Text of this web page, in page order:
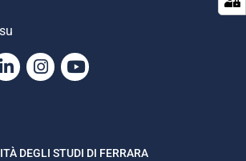
LinkedinInstagram
Youtube
DEGLI STUDI DI FERRARA